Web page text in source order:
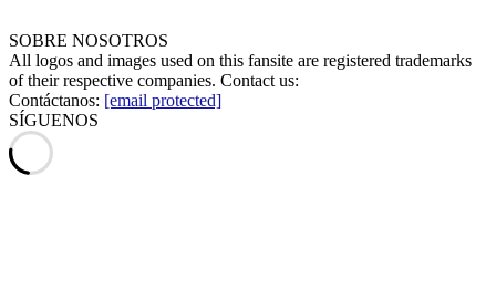
SOBRE NOSOTROS
All logos and images used on this fansite are registered trademarks
of their respective companies. Contact us:
Contáctanos: [email protected]
SÍGUENOS